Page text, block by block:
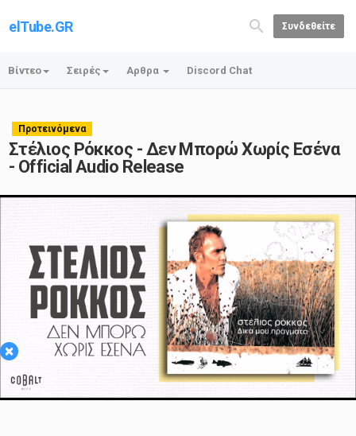
elTube.GR Συνδεθείτε
Βίντεο Σειρές Αρθρα Discord Chat
Προτεινόμενα
Στέλιος Ρόκκος - Δεν Μπορώ Χωρίς Εσένα
- Official Audio Release
×
Play
Video